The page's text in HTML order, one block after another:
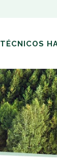
TÉCNICOS